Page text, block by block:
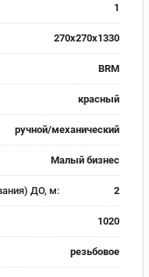
1
270х270х1330
BRM
красный
ручной/механический
Малый бизнес
ДО, м: 2
1020
резьбовое